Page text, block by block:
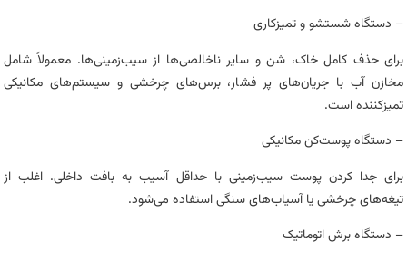
– دستگاه شستشو و تمیزکاری
برای حذف کامل خاک، شن و سایر ناخالصی‌ها از سیب‌زمینی‌ها. معمولاً شامل
مخازن آب با جریان‌های پر فشار، برس‌های چرخشی و سیستم‌های مکانیکی
تمیزکننده است.
– دستگاه پوست‌کن مکانیکی
برای جدا کردن پوست سیب‌زمینی با حداقل آسیب به بافت داخلی. اغلب از
تیغه‌های چرخشی یا آسیاب‌های سنگی استفاده می‌شود.
– دستگاه برش اتوماتیک